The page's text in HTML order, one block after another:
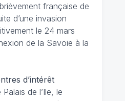
française de
d’une invasion
le 24 mars
de la Savoie à la
d’intérêt
de l’Ile, le